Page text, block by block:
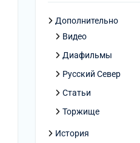
Дополнительно
Видео
Диафильмы
Русский Север
Статьи
Торжище
История